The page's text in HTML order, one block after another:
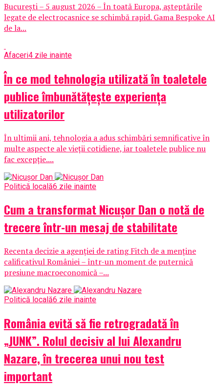
București – 5 august 2026 – În toată Europa, așteptările
legate de electrocasnice se schimbă rapid. Gama Bespoke AI
de la...
Afaceri4 zile inainte
În ce mod tehnologia utilizată în toaletele
publice îmbunătățește experiența
utilizatorilor
În ultimii ani, tehnologia a adus schimbări semnificative în
multe aspecte ale vieții cotidiene, iar toaletele publice nu
fac excepție....
Politică locală6 zile inainte
Cum a transformat Nicușor Dan o notă de
trecere într-un mesaj de stabilitate
Recenta decizie a agenției de rating Fitch de a menține
calificativul României – într-un moment de puternică
presiune macroeconomică –...
Politică locală6 zile inainte
România evită să fie retrogradată în
„JUNK”. Rolul decisiv al lui Alexandru
Nazare, în trecerea unui nou test
important